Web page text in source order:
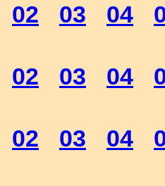
02 03 04
02 03 04
02 03 04